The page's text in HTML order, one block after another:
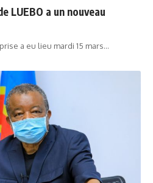
LUEBO a un nouveau
a eu lieu mardi 15 mars…